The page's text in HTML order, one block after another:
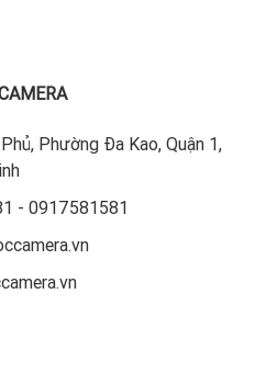
Phường Đa Kao, Quận 1,
- 0917581581